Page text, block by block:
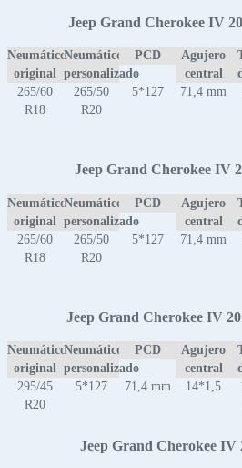
Jeep Grand Cherokee IV
Neumático
original
Neumático
personalizado
PCD
Agujero
central
265/60
R18
265/50
R20
5*127 71,4 mm
Jeep Grand Cherokee IV
Neumático
original
Neumático
personalizado
PCD
Agujero
central
265/60
R18
265/50
R20
5*127 71,4 mm
Jeep Grand Cherokee IV
Neumático
original
Neumático
personalizado
PCD
Agujero
central
295/45
R20
5*127 71,4 mm 14*1,5
Jeep Grand Cherokee IV